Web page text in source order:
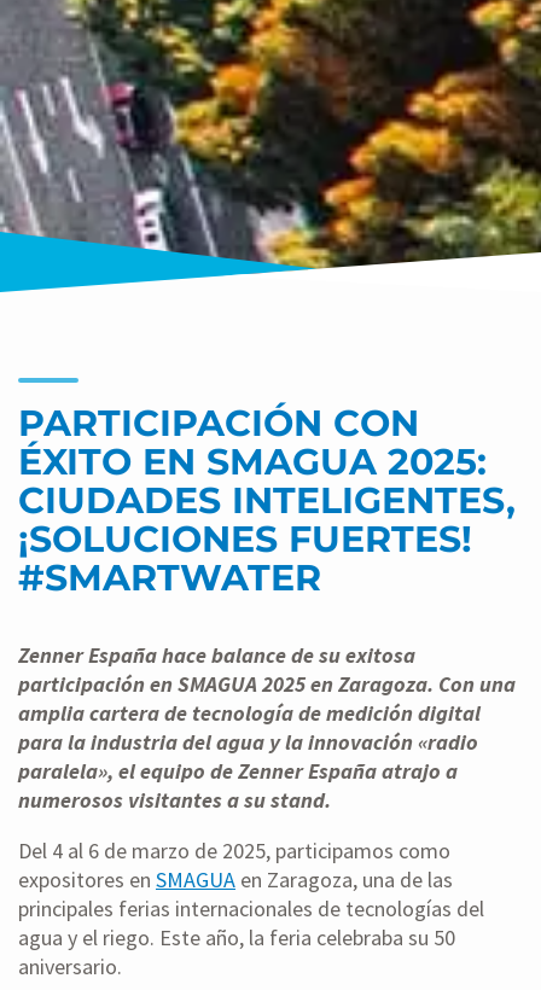
PARTICIPACIÓN CON
ÉXITO EN SMAGUA 2025:
CIUDADES INTELIGENTES,
¡SOLUCIONES FUERTES!
#SMARTWATER
Zenner España hace balance de su exitosa
participación en SMAGUA 2025 en Zaragoza. Con una
amplia cartera de tecnología de medición digital
para la industria del agua y la innovación «radio
paralela», el equipo de Zenner España atrajo a
numerosos visitantes a su stand.
Del 4 al 6 de marzo de 2025, participamos como
expositores en SMAGUA en Zaragoza, una de las
principales ferias internacionales de tecnologías del
agua y el riego. Este año, la feria celebraba su 50
aniversario.